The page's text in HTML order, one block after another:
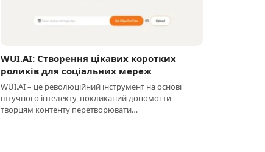
WUI.AI: Створення цікавих коротких
роликів для соціальних мереж
WUI.AI – це революційний інструмент на основі
штучного інтелекту, покликаний допомогти
творцям контенту перетворювати…